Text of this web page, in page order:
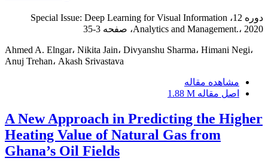
دوره 12، Special Issue: Deep Learning for Visual Information
Analytics and Management.، 2020، صفحه
3-35
Ahmed A. Elngar، Nikita Jain، Divyanshu Sharma، Himani Negi،
Anuj Trehan، Akash Srivastava
مشاهده مقاله
اصل مقاله 1.88 M
A New Approach in Predicting the Higher
Heating Value of Natural Gas from
Ghana’s Oil Fields